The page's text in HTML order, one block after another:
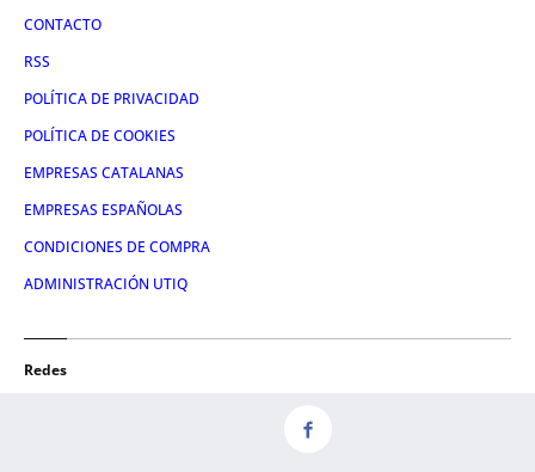
CONTACTO
RSS
POLÍTICA DE PRIVACIDAD
POLÍTICA DE COOKIES
EMPRESAS CATALANAS
EMPRESAS ESPAÑOLAS
CONDICIONES DE COMPRA
ADMINISTRACIÓN UTIQ
Redes